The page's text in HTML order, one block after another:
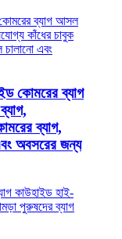
কোমরের ব্যাগ
ব্যাগ,
অবসরের জন্য